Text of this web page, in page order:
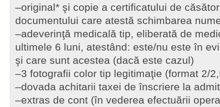
–original* şi copie a certificatului de
documentului care atestă schimbarea
–adeverinţă medicală tip, eliberată de
ultimele 6 luni, atestând: este/nu este în
şi care sunt acestea (dacă este cazul)
–3 fotografii color tip legitimaţie (format 2/
–dovada achitarii taxei de înscriere la
–extras de cont (în vederea efectuării